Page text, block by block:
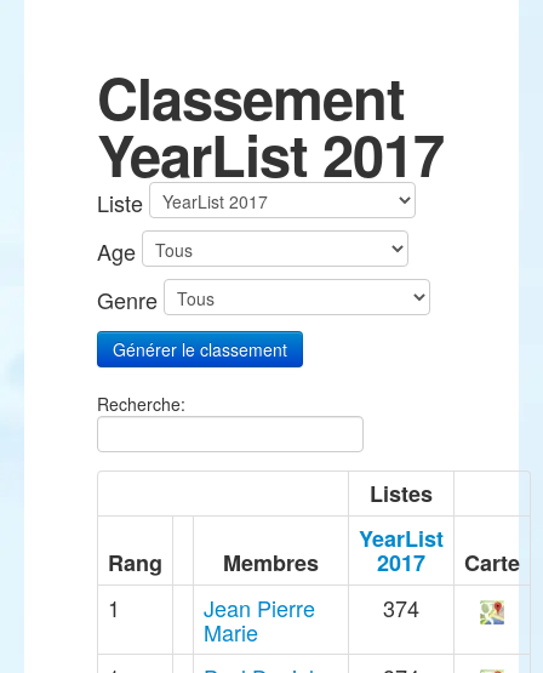
Classement
YearList 2017
Liste
Age
Genre
Recherche:
Listes
Rang Membres
YearList
2017
Carte
1
Jean Pierre
Marie
374